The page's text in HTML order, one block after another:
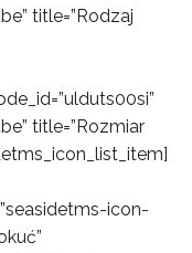
title=”Rodzaj
title=”Rozmiar
icon-